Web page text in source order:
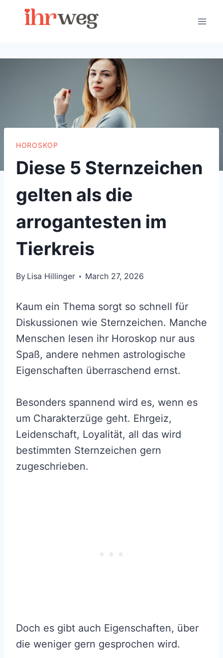
HOROSKOP
Diese 5 Sternzeichen
gelten als die
arrogantesten im
Tierkreis
By Lisa Hillinger March 27, 2026
Kaum ein Thema sorgt so schnell für
Diskussionen wie Sternzeichen. Manche
Menschen lesen ihr Horoskop nur aus
Spaß, andere nehmen astrologische
Eigenschaften überraschend ernst.
Besonders spannend wird es, wenn es
um Charakterzüge geht. Ehrgeiz,
Leidenschaft, Loyalität, all das wird
bestimmten Sternzeichen gern
zugeschrieben.
Doch es gibt auch Eigenschaften, über
die weniger gern gesprochen wird.